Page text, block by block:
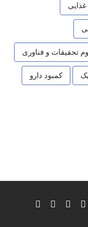
غذایی
تحقیقات و فناوری
کمبود دارو